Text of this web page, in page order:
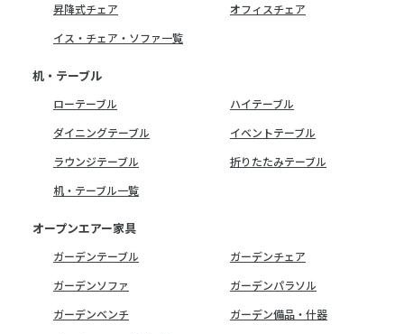
昇降式チェア
オフィスチェア
イス・チェア・ソファ一覧
机・テーブル
ローテーブル
ハイテーブル
ダイニングテーブル
イベントテーブル
ラウンジテーブル
折りたたみテーブル
机・テーブル一覧
オープンエアー家具
ガーデンテーブル
ガーデンチェア
ガーデンソファ
ガーデンパラソル
ガーデンベンチ
ガーデン備品・什器